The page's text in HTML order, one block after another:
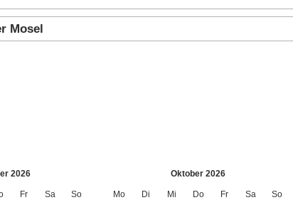
Mosel
2026
Fr Sa So
Oktober 2026
Mo Di Mi Do Fr Sa So